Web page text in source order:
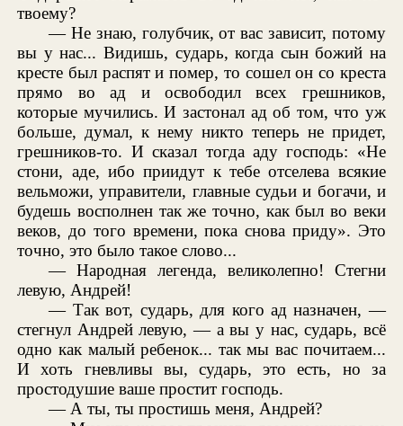
твоему?
— Не знаю, голубчик, от вас зависит, потому
вы у нас... Видишь, сударь, когда сын божий на
кресте был распят и помер, то сошел он со креста
прямо во ад и освободил всех грешников,
которые мучились. И застонал ад об том, что уж
больше, думал, к нему никто теперь не придет,
грешников-то. И сказал тогда аду господь: «Не
стони, аде, ибо приидут к тебе отселева всякие
вельможи, управители, главные судьи и богачи, и
будешь восполнен так же точно, как был во веки
веков, до того времени, пока снова приду». Это
точно, это было такое слово...
— Народная легенда, великолепно! Стегни
левую, Андрей!
— Так вот, сударь, для кого ад назначен, —
стегнул Андрей левую, — а вы у нас, сударь, всё
одно как малый ребенок... так мы вас почитаем...
И хоть гневливы вы, сударь, это есть, но за
простодушие ваше простит господь.
— А ты, ты простишь меня, Андрей?